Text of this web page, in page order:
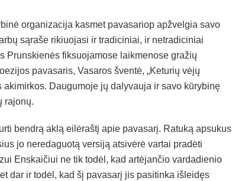
organizacija kasmet pavasariop apžvelgia savo
sąraše rikiuojasi ir tradiciniai, ir netradiciniai
Prunskienės fiksuojamose laikmenose gražių
pavasaris, Vasaros šventė, „Keturių vėjų
Daugumoje jų dalyvauja ir savo kūrybinę
rajonų.
bendrą aklą eilėraštį apie pavasarį. Ratuką apsukus
jo neredaguotą versiją atsivėrė vartai pradėti
Enskaičiui ne tik todėl, kad artėjančio vardadienio
dar ir todėl, kad šį pavasarį jis pasitinka išleidęs